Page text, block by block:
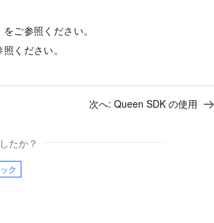
をご参照ください。
照ください。
次へ: Queen SDK の使用
たか？
ク